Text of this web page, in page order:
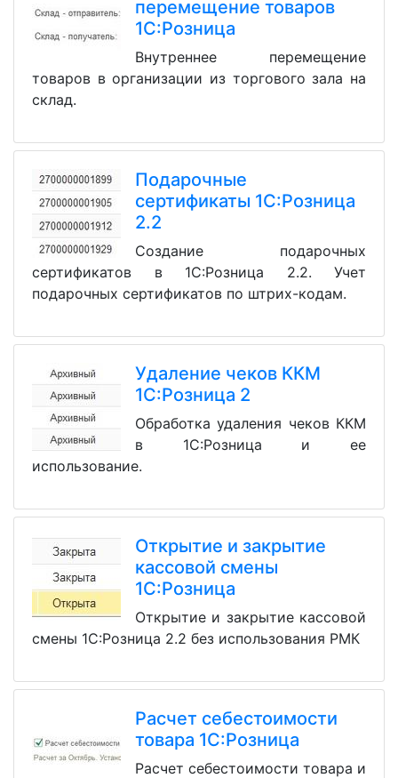
перемещение товаров
1С:Розница
Внутреннее перемещение
товаров в организации из торгового зала на
склад.
Подарочные
сертификаты 1С:Розница
2.2
Создание подарочных
сертификатов в 1С:Розница 2.2. Учет
подарочных сертификатов по штрих-кодам.
Удаление чеков ККМ
1С:Розница 2
Обработка удаления чеков ККМ
в 1С:Розница и ее
использование.
Открытие и закрытие
кассовой смены
1С:Розница
Открытие и закрытие кассовой
смены 1С:Розница 2.2 без использования РМК
Расчет себестоимости
товара 1С:Розница
Расчет себестоимости товара и